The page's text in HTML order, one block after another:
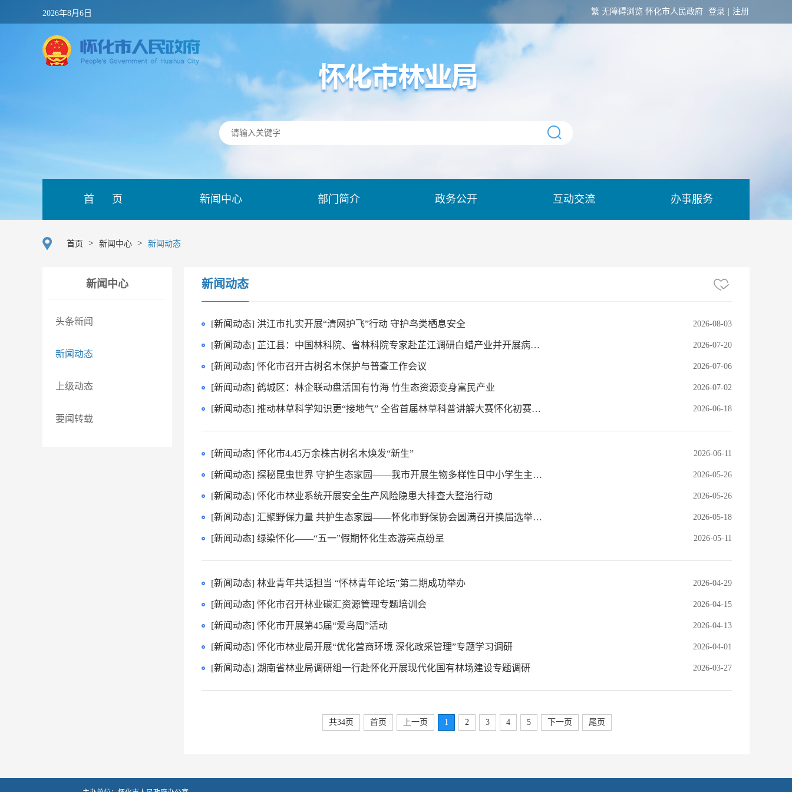
2026年8月6日 繁 无障碍浏览 怀化市人民政府 登录 注册
首 页 新闻中心 部门简介 政务公开 互动交流 办事服务
首页 > 新闻中心 > 新闻动态
新闻中心
头条新闻
新闻动态
上级动态
要闻转载
新闻动态
[新闻动态] 洪江市扎实开展“清网护飞”行动 守护鸟类栖息安全 2026-08-03
[新闻动态] 芷江县：中国林科院、省林科院专家赴芷江调研白蜡产业并开展病虫害防治试验 2026-07-20
[新闻动态] 怀化市召开古树名木保护与普查工作会议 2026-07-06
[新闻动态] 鹤城区：林企联动盘活国有竹海 竹生态资源变身富民产业 2026-07-02
[新闻动态] 推动林草科学知识更“接地气” 全省首届林草科普讲解大赛怀化初赛举行 2026-06-18
[新闻动态] 怀化市4.45万余株古树名木焕发“新生” 2026-06-11
[新闻动态] 探秘昆虫世界 守护生态家园——我市开展生物多样性日中小学生主题公益活动 2026-05-26
[新闻动态] 怀化市林业系统开展安全生产风险隐患大排查大整治行动 2026-05-26
[新闻动态] 汇聚野保力量 共护生态家园——怀化市野保协会圆满召开换届选举大会 2026-05-18
[新闻动态] 绿染怀化——“五一”假期怀化生态游亮点纷呈 2026-05-11
[新闻动态] ​林业青年共话担当 “怀林青年论坛”第二期成功举办 2026-04-29
[新闻动态] 怀化市召开林业碳汇资源管理专题培训会 2026-04-15
[新闻动态] 怀化市开展第45届“爱鸟周”活动 2026-04-13
[新闻动态] 怀化市林业局开展“优化营商环境 深化政采管理”专题学习调研 2026-04-01
[新闻动态] 湖南省林业局调研组一行赴怀化开展现代化国有林场建设专题调研 2026-03-27
共34页 首页 上一页 1 2 3 4 5 下一页 尾页